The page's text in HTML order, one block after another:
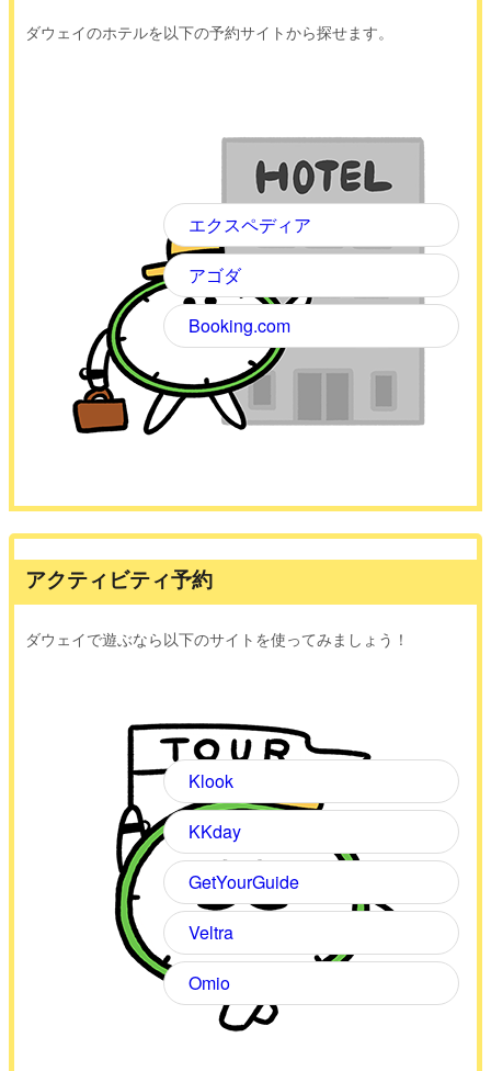
ダウェイのホテルを以下の予約サイトから探せます。
エクスペディア
アゴダ
Booking.com
アクティビティ予約
ダウェイで遊ぶなら以下のサイトを使ってみましょう！
Klook
KKday
GetYourGuide
Veltra
Omio